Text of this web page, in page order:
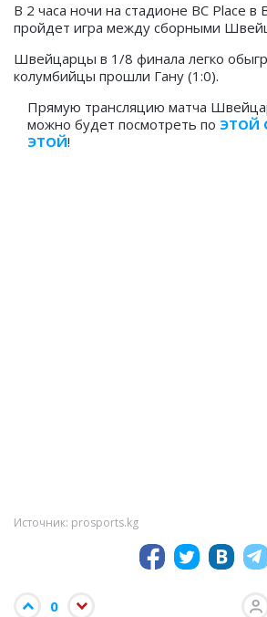
В 2 часа ночи на стадионе BC Place в
пройдет игра между сборными
Швейцарцы в 1/8 финала легко
колумбийцы прошли Гану (1:0).
Прямую трансляцию матча
можно будет посмотреть по ЭТОЙ
ЭТОЙ!
Источник: prosports.kg
0